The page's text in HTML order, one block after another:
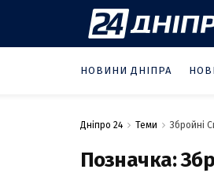
НОВИНИ ДНІПРА
Дніпро 24 Теми Збройні
Позначка: